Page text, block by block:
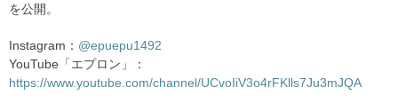
を公開。
Instagram： @epuepu1492
YouTube「エプロン」：
https://www.youtube.com/channel/UCvoIiV3o4rFKlls7Ju3mJQA